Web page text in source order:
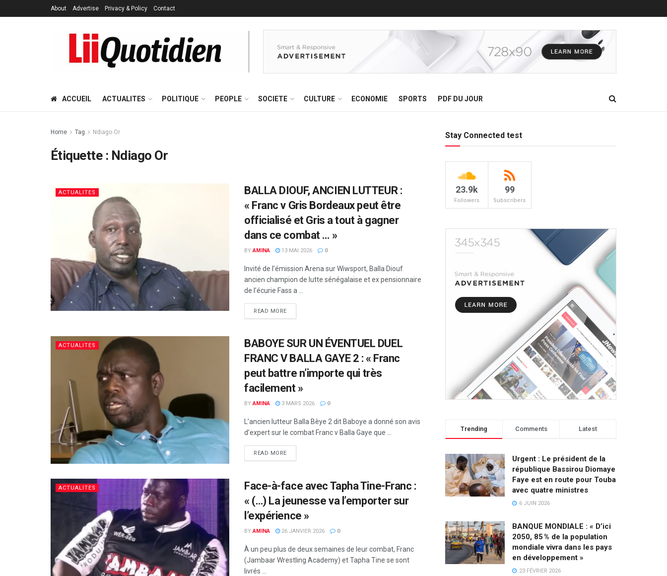
About Advertise Privacy & Policy Contact
ACCUEIL ACTUALITES POLITIQUE PEOPLE SOCIETE CULTURE ECONOMIE SPORTS PDF DU JOUR
Home Tag Ndiago Or
Étiquette : Ndiago Or
ACTUALITES
BALLA DIOUF, ANCIEN LUTTEUR :
« Franc v Gris Bordeaux peut être
officialisé et Gris a tout à gagner
dans ce combat … »
BY AMINA 13 MAI 2026 0
Invité de l’émission Arena sur Wiwsport, Balla Diouf
ancien champion de lutte sénégalaise et ex pensionnaire
de l’écurie Fass a ...
READ MORE
ACTUALITES
BABOYE SUR UN ÉVENTUEL DUEL
FRANC V BALLA GAYE 2 : « Franc
peut battre n’importe qui très
facilement »
BY AMINA 3 MARS 2026 0
L’ancien lutteur Balla Bèye 2 dit Baboye a donné son avis
d’expert sur le combat Franc v Balla Gaye que ...
READ MORE
ACTUALITES
Face-à-face avec Tapha Tine-Franc :
« (…) La jeunesse va l’emporter sur
l’expérience »
BY AMINA 26 JANVIER 2026 0
À un peu plus de deux semaines de leur combat, Franc
(Jambaar Wrestling Academy) et Tapha Tine se sont
livrés ...
Stay Connected test
23.9k
Followers
99
Subscribers
Trending Comments Latest
Urgent : Le président de la
république Bassirou Diomaye
Faye est en route pour Touba
avec quatre ministres
6 JUIN 2026
BANQUE MONDIALE : « D’ici
2050, 85 % de la population
mondiale vivra dans les pays
en développement »
23 FÉVRIER 2026